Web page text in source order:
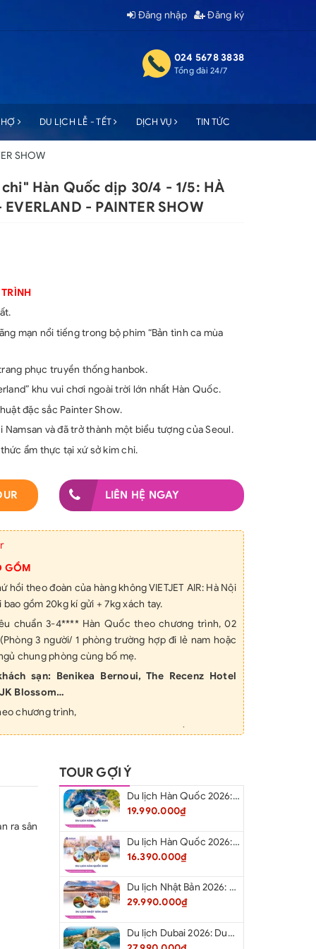
Đăng nhập Đăng ký
024 5678 3838
Tổng đài 24/7
DU LỊCH LỄ - TẾT DỊCH VỤ TIN TỨC
SHOW
Hàn Quốc dịp 30/4 - 1/5: HÀ
- PAINTER SHOW
mạn nổi tiếng trong bộ phim “Bản tình ca mùa
phục truyền thống hanbok.
khu vui chơi ngoài trời lớn nhất Hàn Quốc.
đặc sắc Painter Show.
Namsan và đã trở thành một biểu tượng của Seoul.
ẩm thực tại xứ sở kim chi.
LIÊN HỆ NGAY
GỒM
hồi theo đoàn của hàng không VIETJET AIR: Hà Nội
bao gồm 20kg kí gửi + 7kg xách tay.
chuẩn 3-4**** Hàn Quốc theo chương trình, 02
3 người/ 1 phòng trường hợp đi lẻ nam hoặc
chung phòng cùng bố mẹ.
sạn: Benikea Bernoui, The Recenz Hotel
Blossom…
chương trình,
công chứng, lệ phí xin visa vào Hàn Quốc.
kinh nghiệm theo chương trình.
vào cửa theo chương trình (vào cửa 1 lần đầu),
hành trình, 01 chai nước/ khách/ ngày
và lái xe 30$/khách/ hành trình
đơn (nếu có) 70$/phòng/đêm.
cảnh VN (đối với những trường hợp Việt Kiều/ người
ra sân
TOUR GỢI Ý
Du lịch Hàn Quốc 2026: Hà Nội – Busan – Seoul – Starfiled – Lotte Worf
19.990.000₫
Du lịch Hàn Quốc 2026: Hà Nội – Lotte Word – Đảo Nami – Làng Cổ Hanok Bukchon
16.390.000₫
Du lịch Nhật Bản 2026: Niigata – Aizu – Nikko - Tokyo – Niigata từ Hà Nội
29.990.000₫
Du lịch Dubai 2026: Dubai - Safari - Abu Dhabi